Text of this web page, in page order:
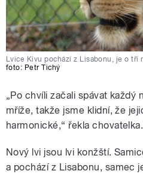
Lvice Kivu pochází z Lisabonu, je o tři
foto: Petr Tichý
„Po chvíli začali spávat každý
mříže, takže jsme klidní, že
harmonické,“ řekla chovatelka.
Nový lvi jsou lvi konžští.
a pochází z Lisabonu, samec